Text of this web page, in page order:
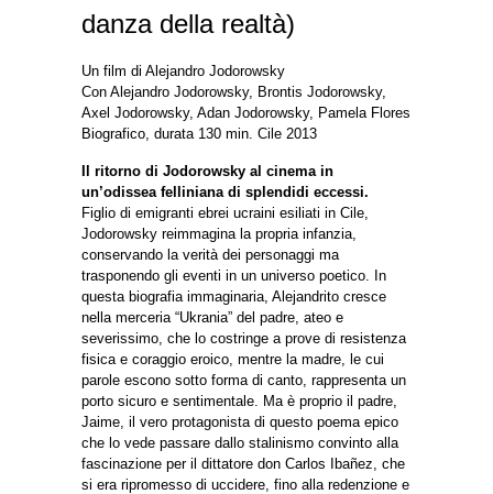
danza della realtà)
Un film di Alejandro Jodorowsky
Con Alejandro Jodorowsky, Brontis Jodorowsky,
Axel Jodorowsky, Adan Jodorowsky, Pamela Flores
Biografico, durata 130 min. Cile 2013
Il ritorno di Jodorowsky al cinema in
un’odissea felliniana di splendidi eccessi.
Figlio di emigranti ebrei ucraini esiliati in Cile,
Jodorowsky reimmagina la propria infanzia,
conservando la verità dei personaggi ma
trasponendo gli eventi in un universo poetico. In
questa biografia immaginaria, Alejandrito cresce
nella merceria “Ukrania” del padre, ateo e
severissimo, che lo costringe a prove di resistenza
fisica e coraggio eroico, mentre la madre, le cui
parole escono sotto forma di canto, rappresenta un
porto sicuro e sentimentale. Ma è proprio il padre,
Jaime, il vero protagonista di questo poema epico
che lo vede passare dallo stalinismo convinto alla
fascinazione per il dittatore don Carlos Ibañez, che
si era ripromesso di uccidere, fino alla redenzione e